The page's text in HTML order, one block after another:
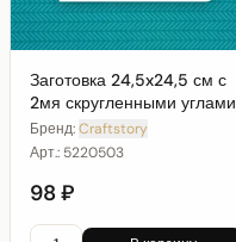
Заготовка 24,5x24,5 см с
2мя скругленными углами
Бренд:Craftstory
Арт.: 5220503
98 ₽